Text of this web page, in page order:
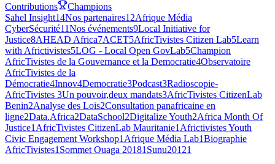
Contributions
Champions
Sahel Insight14Nos partenaires12Afrique Média
CyberSécurité11Nos événements9Local Initiative for
Justice8AHEAD Africa7ACET5AfricTivistes Citizen Lab5Learn
with Africtivistes5LOG - Local Open GovLab5Champion
AfricTivistes de la Gouvernance et la Democratie4Observatoire
AfricTivistes de la
Démocratie4Innov4Democratie3Podcast3Radioscopie-
AfricTivistes 3Un pouvoir,deux mandats3AfricTivistes CitizenLab
Benin2Analyse des Lois2Consultation panafricaine en
ligne2Data.Africa2DataSchool2Digitalize Youth2Africa Month Of
Justice1 AfricTivistes CitizenLab Mauritanie1 Africtivistes Youth
Civic Engagement Workshop1 Afrique Média Lab1Biographie
AfricTivistes1 Sommet Ouaga 20181 Sunu20121